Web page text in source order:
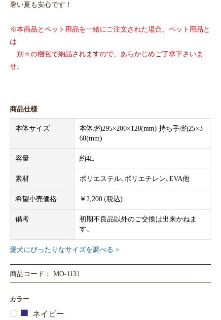
暑い夏も安心です！
※本商品とペット用品を一緒にご注文された場合、ペット用品と
は
別々の梱包で納品されますので、あらかじめご了承下さいま
せ。
商品仕様
本体サイズ
本体/約295×200×120(mm) 持ち手/約25×3
60(mm)
容量 約4L
素材 ポリエステル､ポリエチレン､EVA他
希望小売価格 ￥2,200 (税込)
備考
初期不良品以外のご交換は出来かねま
す。
愛犬にぴったりなサイズを調べる >
商品コード： MO-1131
カラー
ネイビー